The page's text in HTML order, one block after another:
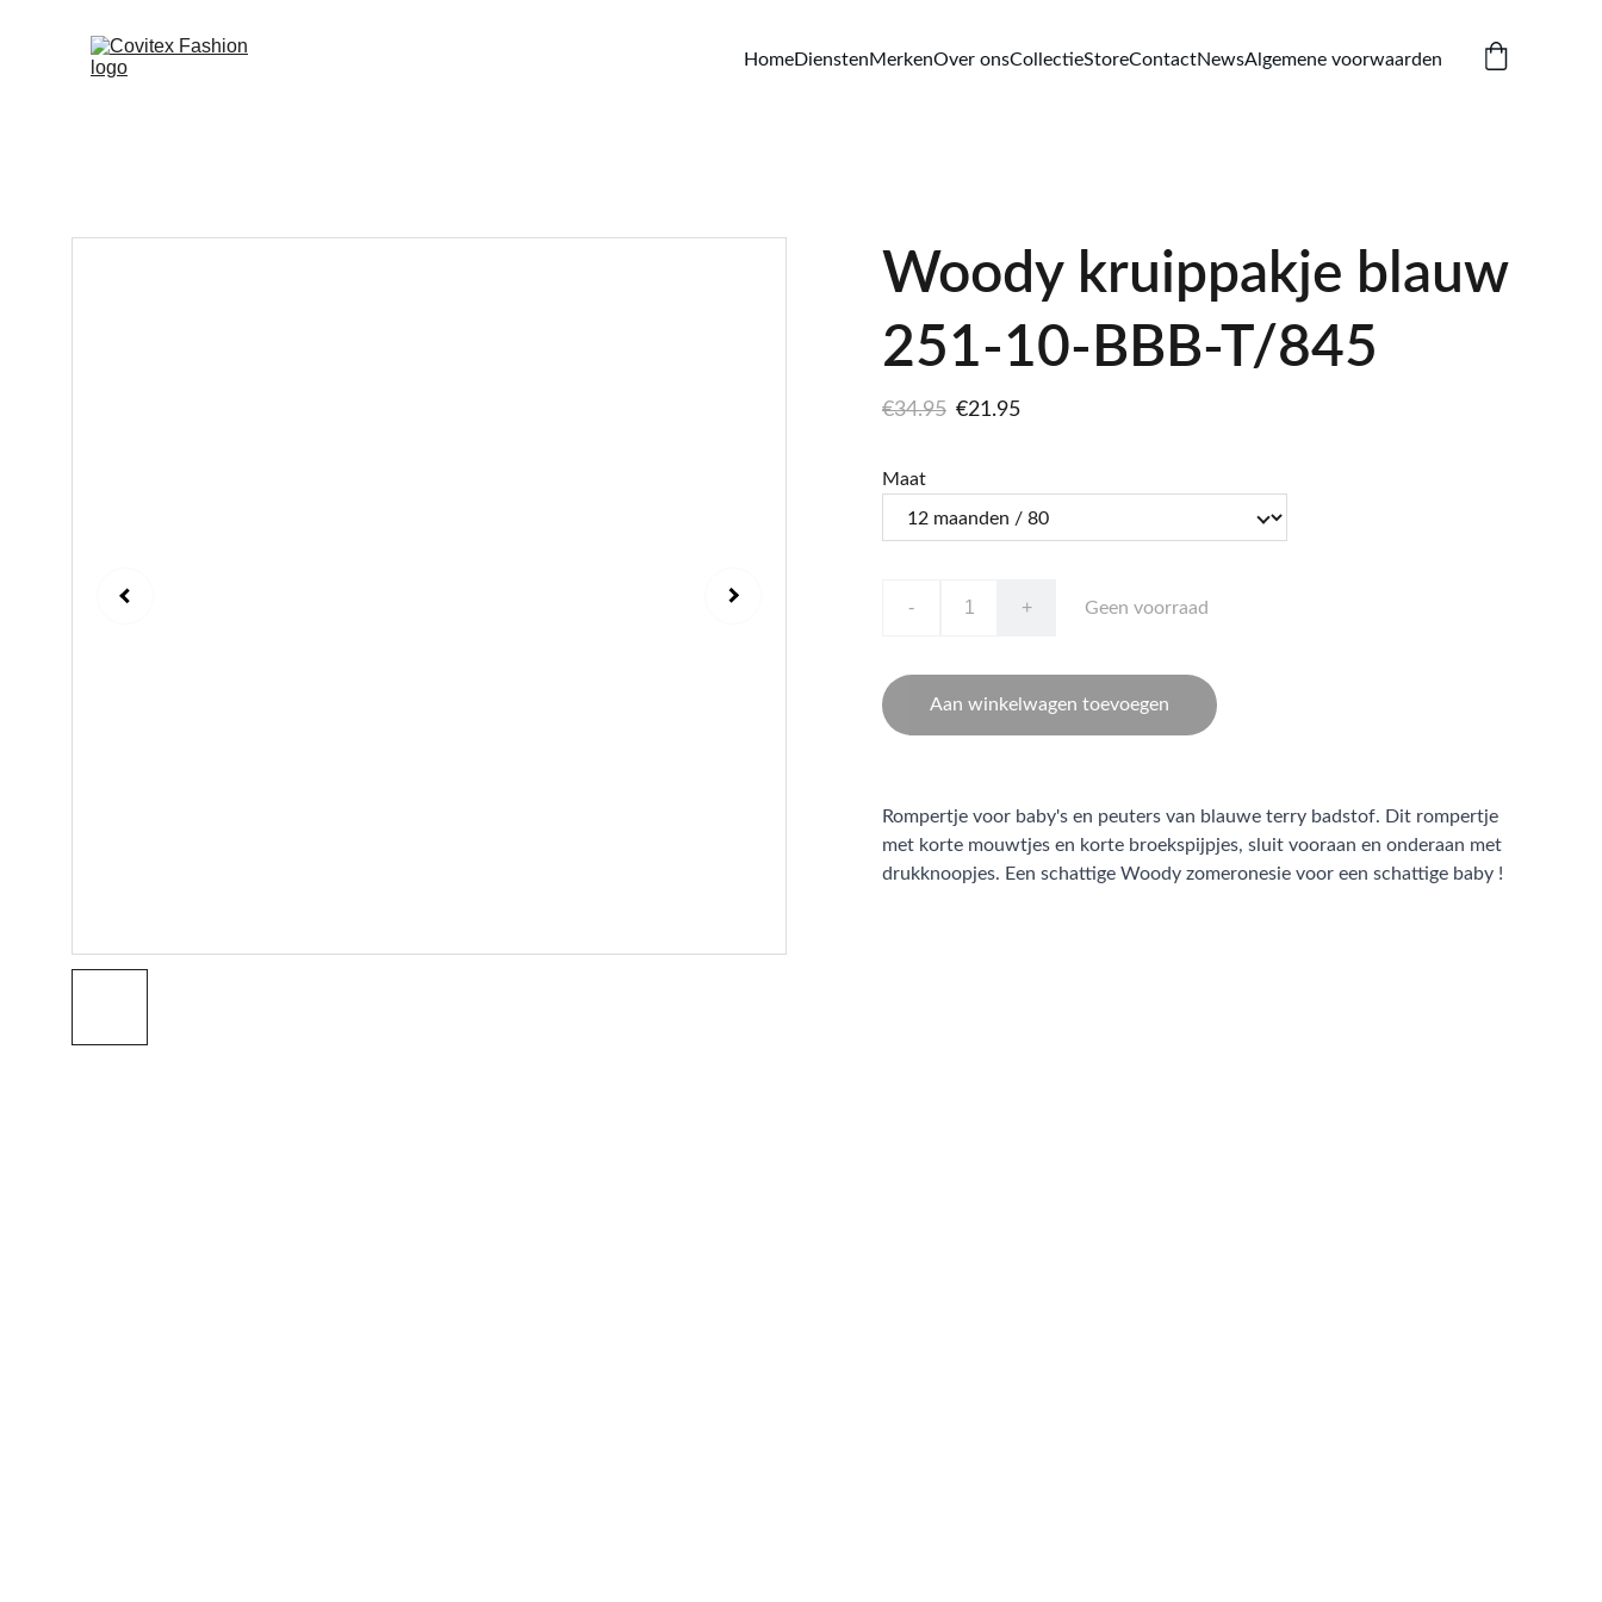
HomeDienstenMerkenOver onsCollectieStoreContactNewsAlgemene voorwaarden
Woody kruippakje blauw
251-10-BBB-T/845
€34.95 €21.95
Maat
- + Geen voorraad
Aan winkelwagen toevoegen
Rompertje voor baby's en peuters van blauwe terry badstof. Dit rompertje
met korte mouwtjes en korte broekspijpjes, sluit vooraan en onderaan met
drukknoopjes. Een schattige Woody zomeronesie voor een schattige baby !